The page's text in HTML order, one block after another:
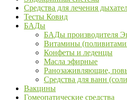
Средства для лечения
Тесты Ковид
БАДы
БАДы производителя
Витамины
Конфеты и леденцы
Масла эфирные
Ранозаживляющие,
Средства для ванн
Вакцины
Гомеопатические средства